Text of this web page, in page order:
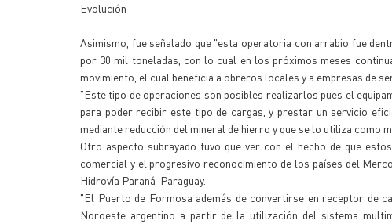
Evolución
Asimismo, fue señalado que "esta operatoria con arrabio fue
por 30 mil toneladas, con lo cual en los próximos meses
movimiento, el cual beneficia a obreros locales y a empresas de
"Este tipo de operaciones son posibles realizarlos pues el
para poder recibir este tipo de cargas, y prestar un servicio
mediante reducción del mineral de hierro y que se lo utiliza como
Otro aspecto subrayado tuvo que ver con el hecho de que
comercial y el progresivo reconocimiento de los países del
Hidrovía Paraná-Paraguay.
"El Puerto de Formosa además de convertirse en receptor de
Noroeste argentino a partir de la utilización del sistema